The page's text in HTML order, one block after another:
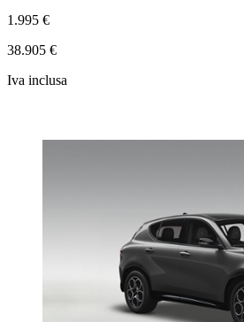
1.995 €
38.905 €
Iva inclusa